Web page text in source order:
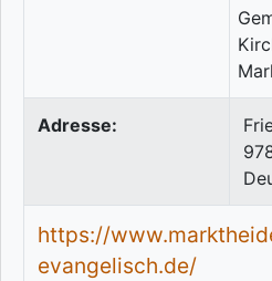
Adresse:
https://
evangelisch.de/